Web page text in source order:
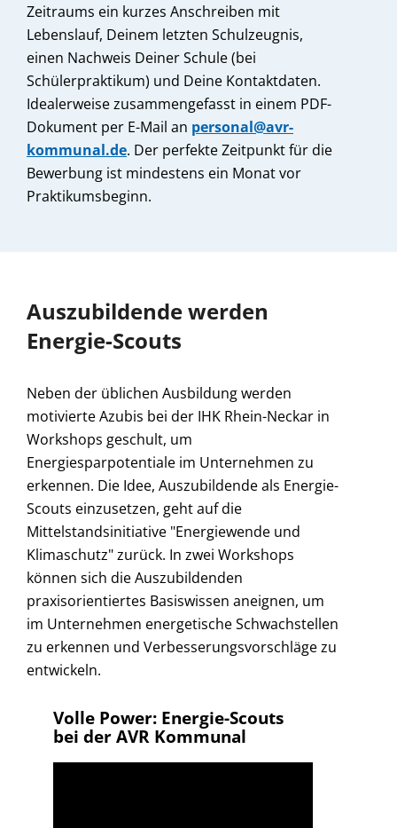
Zeitraums ein kurzes Anschreiben mit
Lebenslauf, Deinem letzten Schulzeugnis,
einen Nachweis Deiner Schule (bei
Schülerpraktikum) und Deine Kontaktdaten.
Idealerweise zusammengefasst in einem PDF-
Dokument per E-Mail an personal@avr-
kommunal.de. Der perfekte Zeitpunkt für die
Bewerbung ist mindestens ein Monat vor
Praktikumsbeginn.
Auszubildende werden
Energie-Scouts
Neben der üblichen Ausbildung werden
motivierte Azubis bei der IHK Rhein-Neckar in
Workshops geschult, um
Energiesparpotentiale im Unternehmen zu
erkennen. Die Idee, Auszubildende als Energie-
Scouts einzusetzen, geht auf die
Mittelstandsinitiative "Energiewende und
Klimaschutz" zurück. In zwei Workshops
können sich die Auszubildenden
praxisorientiertes Basiswissen aneignen, um
im Unternehmen energetische Schwachstellen
zu erkennen und Verbesserungsvorschläge zu
entwickeln.
Volle Power: Energie-Scouts
bei der AVR Kommunal